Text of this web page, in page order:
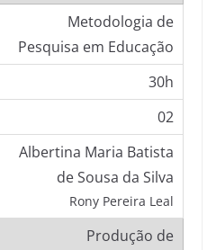
Metodologia de
Pesquisa em Educação
30h
02
Albertina Maria Batista
de Sousa da Silva
Rony Pereira Leal
Produção de